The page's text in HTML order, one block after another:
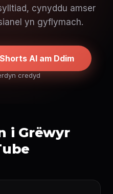
cynyddu amser
yn gyflymach.
AI am Ddim
credyd
i Grëwyr